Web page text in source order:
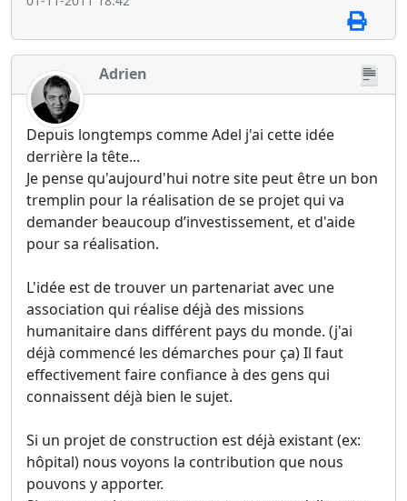
Adrien
Depuis longtemps comme Adel j'ai cette idée
derrière la tête...
Je pense qu'aujourd'hui notre site peut être un bon
tremplin pour la réalisation de se projet qui va
demander beaucoup d’investissement, et d'aide
pour sa réalisation.
L'idée est de trouver un partenariat avec une
association qui réalise déjà des missions
humanitaire dans différent pays du monde. (j'ai
déjà commencé les démarches pour ça) Il faut
effectivement faire confiance à des gens qui
connaissent déjà bien le sujet.
Si un projet de construction est déjà existant (ex:
hôpital) nous voyons la contribution que nous
pouvons y apporter.